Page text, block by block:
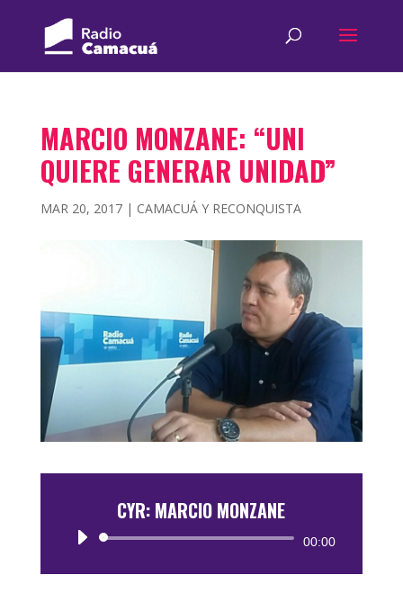
MARCIO MONZANE: “UNI
QUIERE GENERAR UNIDAD”
MAR 20, 2017| CAMACUÁ Y RECONQUISTA
CYR: MARCIO MONZANE
Reproductor
00:00